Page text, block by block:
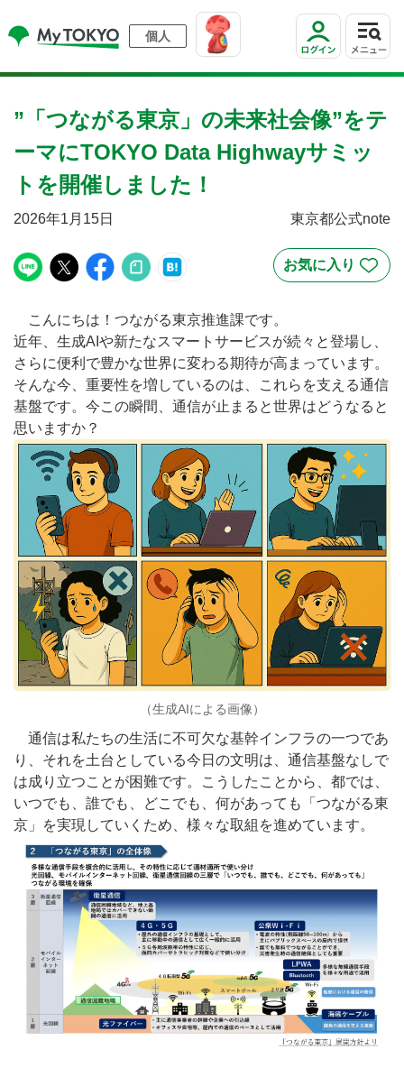
個人
”「つながる東京」の未来社会像”をテ
ーマにTOKYO Data Highwayサミッ
トを開催しました！
2026年1月15日 東京都公式note
こんにちは！つながる東京推進課です。
近年、生成AIや新たなスマートサービスが続々と登場し、
さらに便利で豊かな世界に変わる期待が高まっています。
そんな今、重要性を増しているのは、これらを支える通信
基盤です。今この瞬間、通信が止まると世界はどうなると
思いますか？
（生成AIによる画像）
通信は私たちの生活に不可欠な基幹インフラの一つであ
り、それを土台としている今日の文明は、通信基盤なしで
は成り立つことが困難です。こうしたことから、都では、
いつでも、誰でも、どこでも、何があっても「つながる東
京」を実現していくため、様々な取組を進めています。